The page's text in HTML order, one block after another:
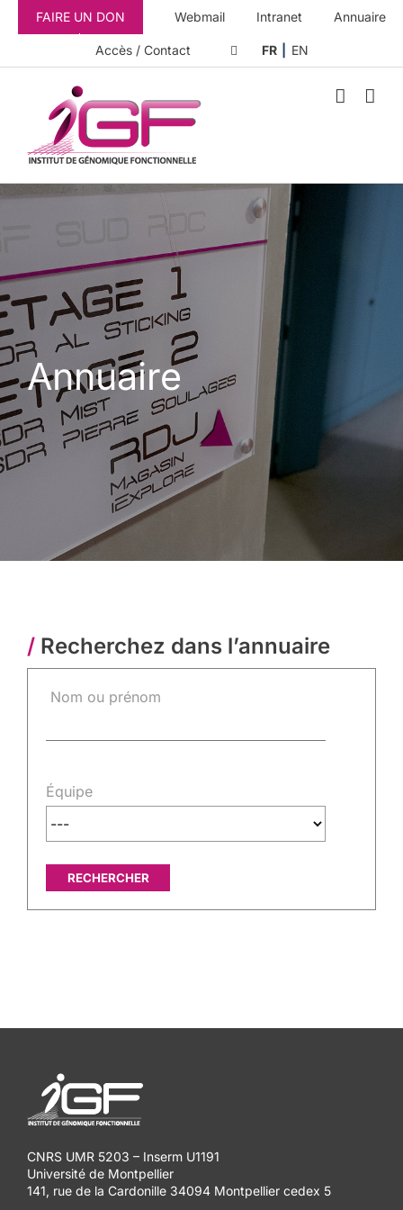
PasserFAIRE UN DON Webmail Intranet Annuaire
Accès / Contact FR EN
Annuaire
/Recherchez dans l’annuaire
Nom ou prénom
Équipe
CNRS UMR 5203 – Inserm U1191
Université de Montpellier
141, rue de la Cardonille 34094 Montpellier cedex 5